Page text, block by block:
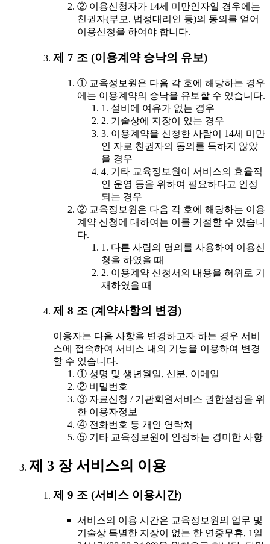
② 이용신청자가 14세 미만인자일 경우에는
친권자(부모, 법정대리인 등)의 동의를 얻어
이용신청을 하여야 합니다.
제 7 조 (이용계약 승낙의 유보)
① 교육정보원은 다음 각 호에 해당하는 경우
에는 이용계약의 승낙을 유보할 수 있습니다.
1. 설비에 여유가 없는 경우
2. 기술상에 지장이 있는 경우
3. 이용계약을 신청한 사람이 14세 미만
인 자로 친권자의 동의를 득하지 않았
을 경우
4. 기타 교육정보원이 서비스의 효율적
인 운영 등을 위하여 필요하다고 인정
되는 경우
② 교육정보원은 다음 각 호에 해당하는 이용
계약 신청에 대하여는 이를 거절할 수 있습니
다.
1. 다른 사람의 명의를 사용하여 이용신
청을 하였을 때
2. 이용계약 신청서의 내용을 허위로 기
재하였을 때
제 8 조 (계약사항의 변경)
이용자는 다음 사항을 변경하고자 하는 경우 서비
스에 접속하여 서비스 내의 기능을 이용하여 변경
할 수 있습니다.
① 성명 및 생년월일, 신분, 이메일
② 비밀번호
③ 자료신청 / 기관회원서비스 권한설정을 위
한 이용자정보
④ 전화번호 등 개인 연락처
⑤ 기타 교육정보원이 인정하는 경미한 사항
제 3 장 서비스의 이용
제 9 조 (서비스 이용시간)
서비스의 이용 시간은 교육정보원의 업무 및
기술상 특별한 지장이 없는 한 연중무휴, 1일